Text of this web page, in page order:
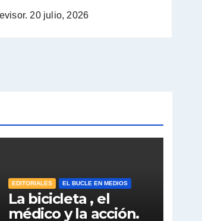
20 julio, 2026
EDITORIALES EL BUCLE EN MEDIOS
La bicicleta , el
médico y la acción.